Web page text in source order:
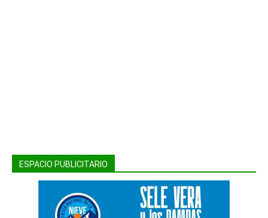
ESPACIO PUBLICITARIO